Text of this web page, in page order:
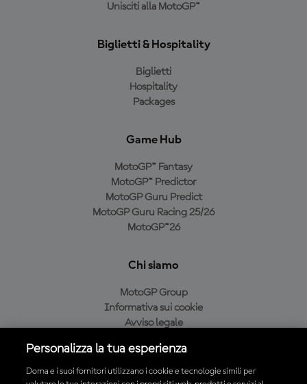
Unisciti alla MotoGP™
Biglietti & Hospitality
Biglietti
Hospitality
Packages
Game Hub
MotoGP™ Fantasy
MotoGP™ Predictor
MotoGP Guru Predict
MotoGP Guru Racing 25/26
MotoGP™26
Chi siamo
MotoGP Group
Informativa sui cookie
Avviso legale
Condizioni di acquisto
Personalizza la tua esperienza
Dorna e i suoi fornitori utilizzano i cookie e tecnologie simili per